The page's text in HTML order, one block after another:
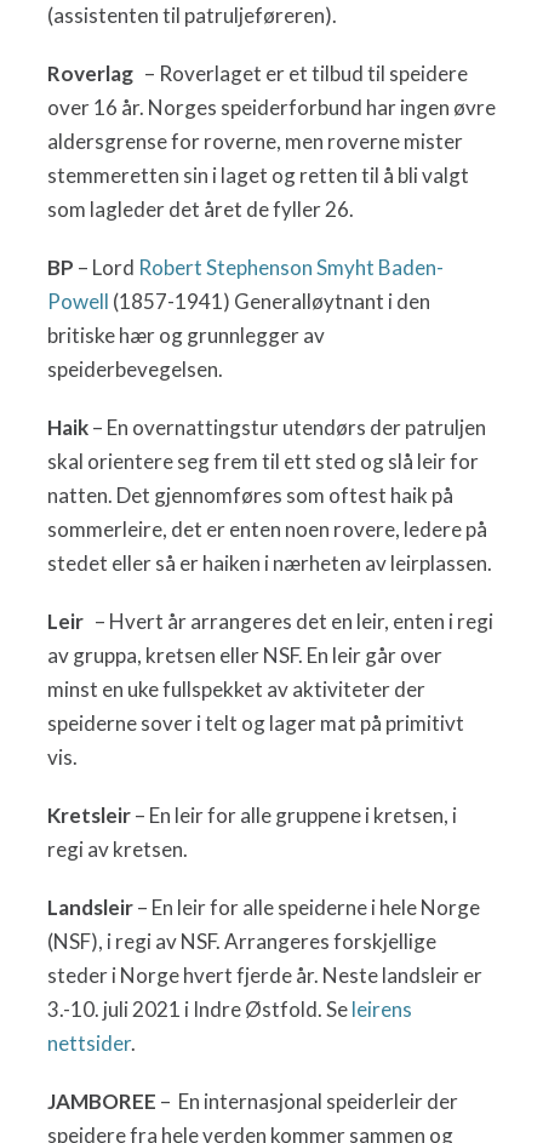
(assistenten til patruljeføreren).
Roverlag– Roverlaget er et tilbud til speidere
over 16 år. Norges speiderforbund har ingen øvre
aldersgrense for roverne, men roverne mister
stemmeretten sin i laget og retten til å bli valgt
som lagleder det året de fyller 26.
BP – Lord Robert Stephenson Smyht Baden-
Powell (1857-1941) Generalløytnant i den
britiske hær og grunnlegger av
speiderbevegelsen.
Haik– En overnattingstur utendørs der patruljen
skal orientere seg frem til ett sted og slå leir for
natten. Det gjennomføres som oftest haik på
sommerleire, det er enten noen rovere, ledere på
stedet eller så er haiken i nærheten av leirplassen.
Leir– Hvert år arrangeres det en leir, enten i regi
av gruppa, kretsen eller NSF. En leir går over
minst en uke fullspekket av aktiviteter der
speiderne sover i telt og lager mat på primitivt
vis.
Kretsleir– En leir for alle gruppene i kretsen, i
regi av kretsen.
Landsleir– En leir for alle speiderne i hele Norge
(NSF), i regi av NSF. Arrangeres forskjellige
steder i Norge hvert fjerde år. Neste landsleir er
3.-10. juli 2021 i Indre Østfold. Seleirens
nettsider.
JAMBOREE – En internasjonal speiderleir der
speidere fra hele verden kommer sammen og